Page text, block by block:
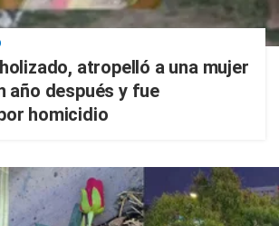
atropelló a una mujer
año después y fue
homicidio